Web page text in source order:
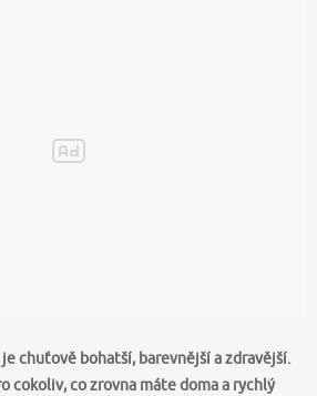
chuťově bohatší, barevnější a zdravější.
cokoliv, co zrovna máte doma a rychlý